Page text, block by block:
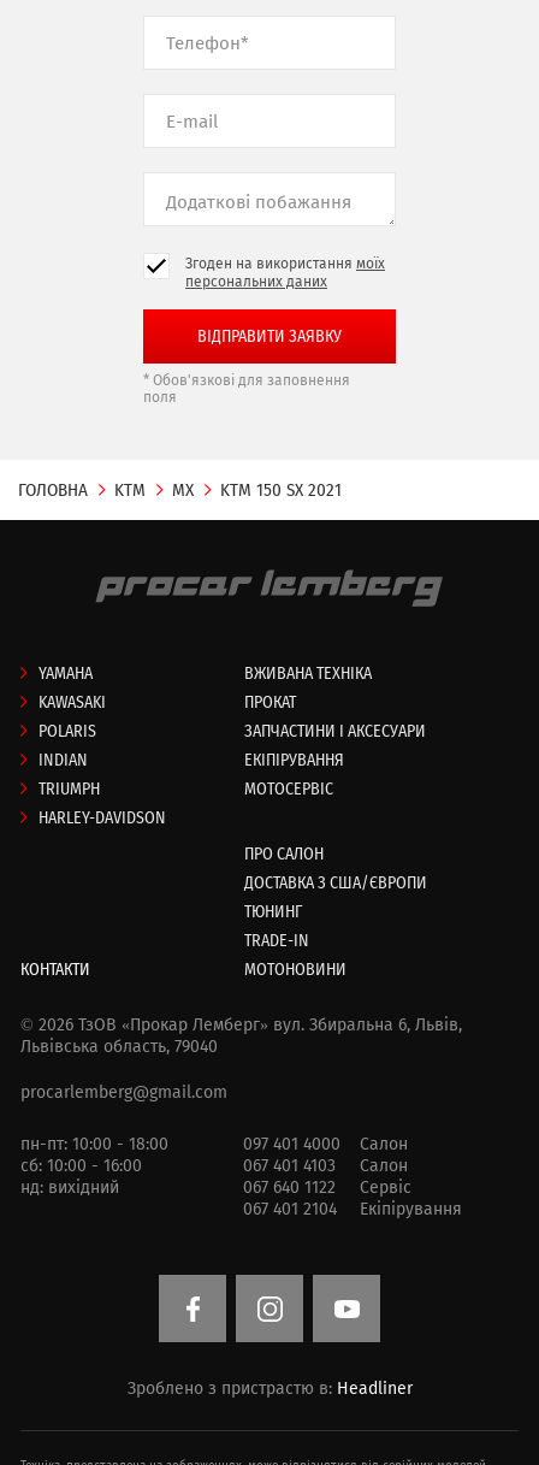
Згоден на використання моїх
персональних даних
* Обов'язкові для заповнення
поля
ГОЛОВНА KTM MX KTM 150 SX 2021
YAMAHA
KAWASAKI
POLARIS
INDIAN
TRIUMPH
HARLEY-DAVIDSON
ВЖИВАНА ТЕХНІКА
ПРОКАТ
ЗАПЧАСТИНИ І АКСЕСУАРИ
ЕКІПІРУВАННЯ
МОТОСЕРВІС
ПРО САЛОН
ДОСТАВКА З США/ЄВРОПИ
ТЮНИНГ
TRADE-IN
МОТОНОВИНИ
КОНТАКТИ
© 2026 ТзОВ «Прокар Лемберг» вул. Збиральна 6, Львів,
Львівська область, 79040
procarlemberg@gmail.com
пн-пт: 10:00 - 18:00
сб: 10:00 - 16:00
нд: вихідний
097 401 4000
Салон
067 401 4103
Салон
067 640 1122
Сервіс
067 401 2104
Екіпірування
Зроблено з пристрастю в: Headliner